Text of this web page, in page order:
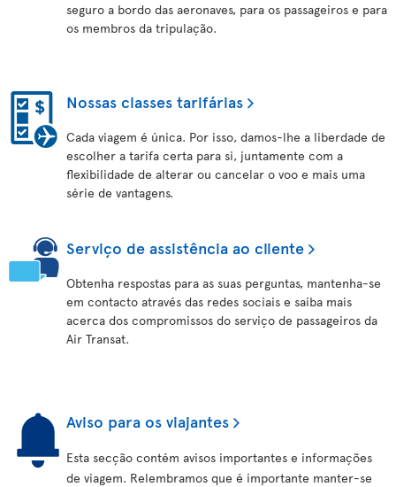
seguro a bordo das aeronaves, para os passageiros e para
os membros da tripulação.
Nossas classes tarifárias
Cada viagem é única. Por isso, damos-lhe a liberdade de
escolher a tarifa certa para si, juntamente com a
flexibilidade de alterar ou cancelar o voo e mais uma
série de vantagens.
Serviço de assistência ao cliente
Obtenha respostas para as suas perguntas, mantenha-se
em contacto através das redes sociais e saiba mais
acerca dos compromissos do serviço de passageiros da
Air Transat.
Aviso para os viajantes
Esta secção contém avisos importantes e informações
de viagem. Relembramos que é importante manter-se